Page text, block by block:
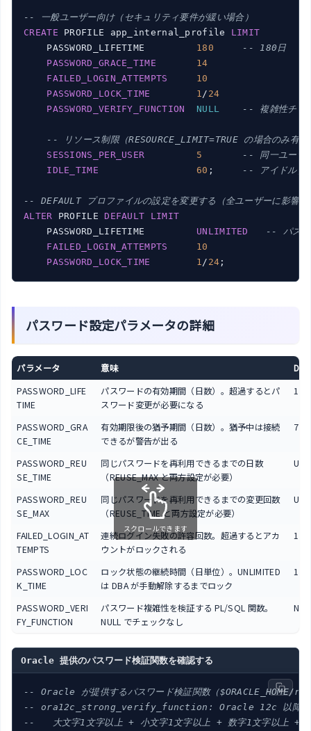
-- 一般ユーザー向け（セキュリティ要件が緩い場合）
CREATE PROFILE app_internal_profile LIMIT
    PASSWORD_LIFETIME
180
-- 180日
PASSWORD_GRACE_TIME
14
FAILED_LOGIN_ATTEMPTS
10
PASSWORD_LOCK_TIME
1 / 24
PASSWORD_VERIFY_FUNCTION
NULL -- 複雑性チェ
-- リソース制限（RESOURCE_LIMIT=TRUE の場合のみ有効
SESSIONS_PER_USER
5
-- 同一ユーザ
IDLE_TIME
60 ; -- アイドルタ
-- DEFAULT プロファイルの設定を変更する（全ユーザーに影響す
ALTER PROFILE DEFAULT
LIMIT
    PASSWORD_LIFETIME
UNLIMITED
-- パスワ
FAILED_LOGIN_ATTEMPTS
10
PASSWORD_LOCK_TIME
1 / 24
パスワード設定パラメータの詳細
パラメータ 意味
PASSWORD_LIFE
TIME
パスワードの有効期間（日数）。超過するとパ
スワード変更が必要になる
180
PASSWORD_GRA
CE_TIME
有効期限後の猶予期間（日数）。猶予中は接続
できるが警告が出る
7
PASSWORD_REU
SE_TIME
同じパスワードを再利用できるまでの日数
（REUSE_MAX と両方設定が必要）
PASSWORD_REU
SE_MAX
同じパスワードを再利用できるまでの変更回数
（REUSE_TIME と両方設定が必要）
FAILED_LOGIN_AT
TEMPTS
連続ログイン失敗の許容回数。超過するとアカ
ウントがロックされる
10
PASSWORD_LOC
K_TIME
ロック状態の継続時間（日単位）。UNLIMITED
は DBA が手動解除するまでロック
1（
PASSWORD_VERI
FY_FUNCTION
パスワード複雑性を検証する PL/SQL 関数。
NULL でチェックなし
スクロールできます
Oracle 提供のパスワード検証関数を確認する
-- Oracle が提供するパスワード検証関数（
-- ora12c_strong_verify_function: Oracle 12c 以降
--   大文字1文字以上 + 小文字1文字以上 + 数字1文字以上 +